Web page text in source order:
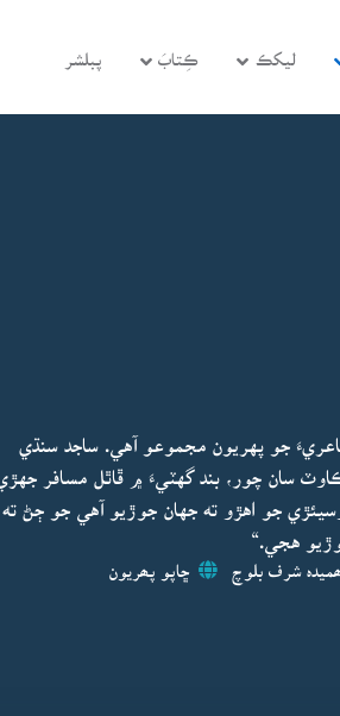
ليکڪ ڪِتابَ پبلشر
جو پهريون مجموعو آهي. ساجد سنڌي
سان چور، بند گهٽيءَ ۾ ڦاٿل مسافر جهڙي
جو اهڙو ته جهان جوڙيو آهي جو ڄڻ ته
هجي.“
شرف بلوچ ڇاپو پھريون